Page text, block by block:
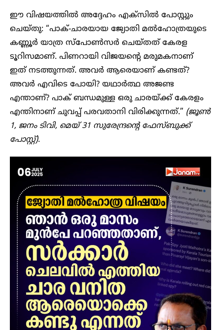
ഈ വിഷയത്തിൽ അദ്ദേഹം എക്‌സിൽ പോസ്റ്റും
ചെയ്തു: “പാക്-ചാരയായ ജ്യോതി മൽഹോത്രയുടെ
കണ്ണൂർ യാത്ര സ്‌പോൺസർ ചെയ്തത് കേരള
ടൂറിസമാണ്. പിണറായി വിജയന്റെ മരുമകനാണ്
ഇത് നടത്തുന്നത്. അവർ ആരെയാണ് കണ്ടത്?
അവർ എവിടെ പോയി? യഥാർത്ഥ അജണ്ട
എന്താണ്? പാക് ബന്ധമുള്ള ഒരു ചാരയ്ക്ക് കേരളം
എന്തിനാണ് ചുവപ്പ് പരവതാനി വിരിക്കുന്നത്.” (ജൂൺ
1, ജനം ടിവി, മെയ് 31 സുരേന്ദ്രന്റെ ഫേസ്ബുക്ക്
പോസ്റ്റ്).